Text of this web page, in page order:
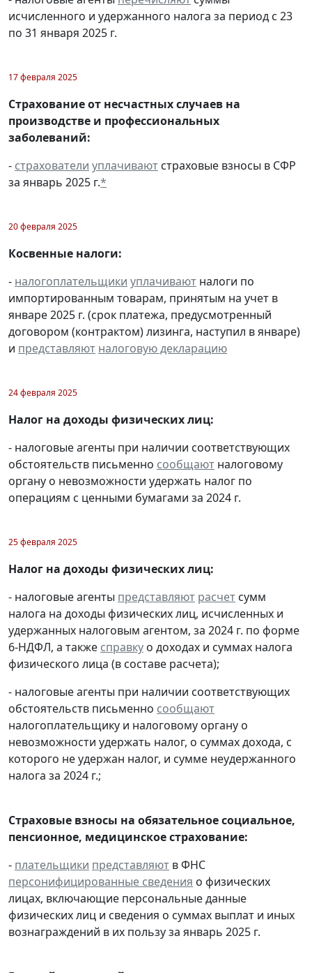
исчисленного и удержанного налога за период с 23
по 31 января 2025 г.
17 февраля 2025
Страхование от несчастных случаев на
производстве и профессиональных
заболеваний:
- страхователи уплачивают страховые взносы в СФР
за январь 2025 г.*
20 февраля 2025
Косвенные налоги:
- налогоплательщики уплачивают налоги по
импортированным товарам, принятым на учет в
январе 2025 г. (срок платежа, предусмотренный
договором (контрактом) лизинга, наступил в январе)
и представляют налоговую декларацию
24 февраля 2025
Налог на доходы физических лиц:
- налоговые агенты при наличии соответствующих
обстоятельств письменно сообщают налоговому
органу о невозможности удержать налог по
операциям с ценными бумагами за 2024 г.
25 февраля 2025
Налог на доходы физических лиц:
- налоговые агенты представляют расчет сумм
налога на доходы физических лиц, исчисленных и
удержанных налоговым агентом, за 2024 г. по форме
6-НДФЛ, а также справку о доходах и суммах налога
физического лица (в составе расчета);
- налоговые агенты при наличии соответствующих
обстоятельств письменно сообщают
налогоплательщику и налоговому органу о
невозможности удержать налог, о суммах дохода, с
которого не удержан налог, и сумме неудержанного
налога за 2024 г.;
Страховые взносы на обязательное социальное,
пенсионное, медицинское страхование:
- плательщики представляют в ФНС
персонифицированные сведения о физических
лицах, включающие персональные данные
физических лиц и сведения о суммах выплат и иных
вознаграждений в их пользу за январь 2025 г.